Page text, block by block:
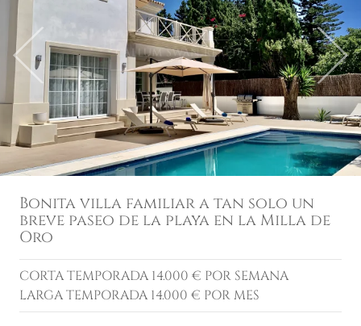
Previous Next
Bonita villa familiar a tan solo un
breve paseo de la playa en la Milla de
Oro
CORTA TEMPORADA 14.000 € POR SEMANA
LARGA TEMPORADA 14.000 € POR MES